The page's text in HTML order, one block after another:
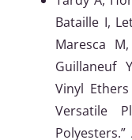
Bataille I,
Maresca
Guillaneuf
Vinyl
Versatile